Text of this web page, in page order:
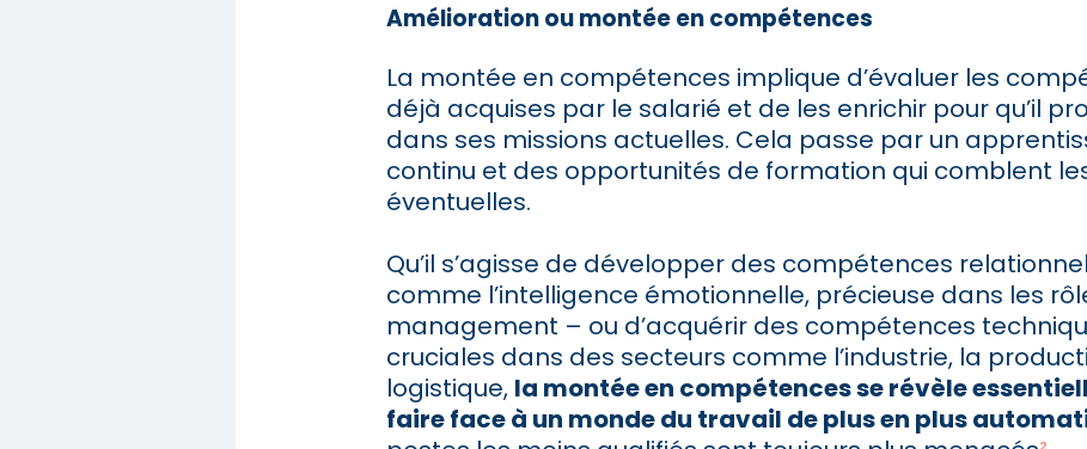
Amélioration ou montée en compétences
La montée en compétences implique d’évaluer les
déjà acquises par le salarié et de les enrichir pour qu’il
dans ses missions actuelles. Cela passe par un
continu et des opportunités de formation qui comblent
éventuelles.
Qu’il s’agisse de développer des compétences
comme l’intelligence émotionnelle, précieuse dans les
management – ou d’acquérir des compétences
cruciales dans des secteurs comme l’industrie, la
logistique, la montée en compétences se révèle
faire face à un monde du travail de plus en plus